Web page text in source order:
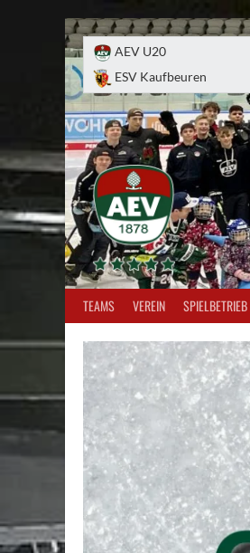
AEV U20
ESV Kaufbeuren
TEAMS VEREIN SPIELBETRIEB